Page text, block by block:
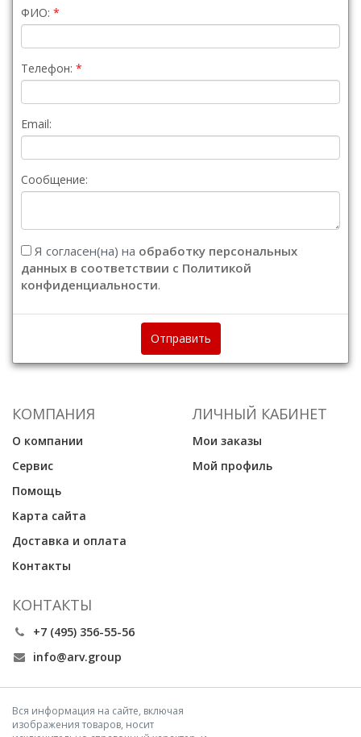
ФИО:
Телефон:
Email:
Сообщение:
Я согласен(на) на обработку персональных
данных в соответствии с Политикой
конфиденциальности.
Отправить
КОМПАНИЯ
О компании
Сервис
Помощь
Карта сайта
Доставка и оплата
Контакты
ЛИЧНЫЙ КАБИНЕТ
Мои заказы
Мой профиль
КОНТАКТЫ
+7 (495) 356-55-56
info@arv.group
Вся информация на сайте, включая
изображения товаров, носит